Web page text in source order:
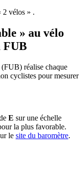
2 vélos » .
» au vélo
FUB
réalise chaque
cyclistes pour mesurer
E sur une échelle
la plus favorable.
le site du baromètre.